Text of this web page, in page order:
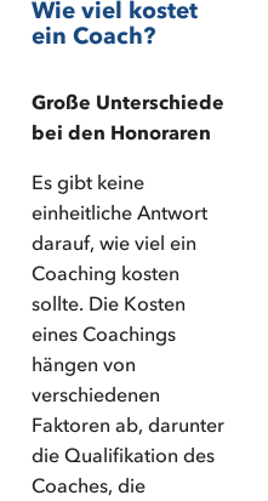
Wie viel kostet
ein Coach?
Große Unterschiede
bei den Honoraren
Es gibt keine
einheitliche Antwort
darauf, wie viel ein
Coaching kosten
sollte. Die Kosten
eines Coachings
hängen von
verschiedenen
Faktoren ab, darunter
die Qualifikation des
Coaches, die